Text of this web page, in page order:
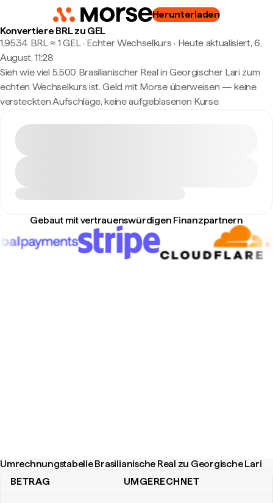
Herunterladen
Konvertiere BRL zu GEL
1,9534 BRL ≈ 1 GEL · Echter Wechselkurs · Heute aktualisiert, 6.
August, 11:28
Sieh wie viel 5.500 Brasilianischer Real in Georgischer Lari zum
echten Wechselkurs ist. Geld mit Morse überweisen — keine
versteckten Aufschläge, keine aufgeblasenen Kurse.
Gebaut mit vertrauenswürdigen Finanzpartnern
Umrechnungstabelle Brasilianische Real zu Georgische Lari
BETRAG UMGERECHNET